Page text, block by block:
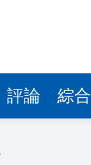
評論 綜合